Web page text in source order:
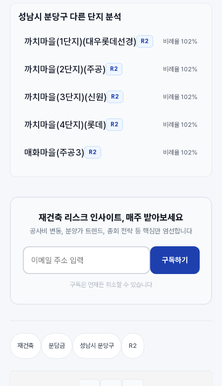
성남시 분당구 다른 단지 분석
까치마을(1단지)(대우롯데선경) R2 비례율 102%
까치마을(2단지)(주공) R2 비례율 102%
까치마을(3단지)(신원) R2 비례율 102%
까치마을(4단지)(롯데) R2 비례율 102%
매화마을(주공3) R2 비례율 102%
재건축 리스크 인사이트, 매주 받아보세요
공사비 변동, 분양가 트렌드, 총회 전략 등 핵심만 엄선합니다
구독하기
구독은 언제든 취소할 수 있습니다
재건축 분담금 성남시 분당구 R2